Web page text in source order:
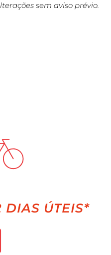
sem aviso prévio.
DIAS ÚTEIS*